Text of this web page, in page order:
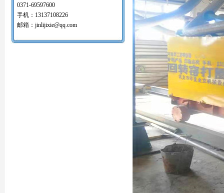
氧化镁回转窑清圈机
氧化锌回转窑清圈机
红土镍矿回转窑打圈机
铝矾土回转窑清圈机
0371-69597600
手机：13137108226
邮箱：jinlijixie@qq.com